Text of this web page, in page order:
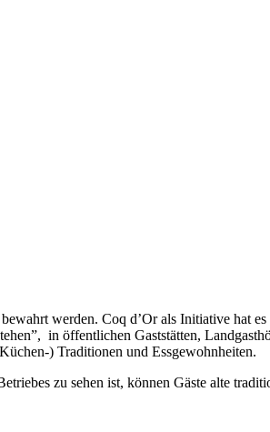
werden. Coq d’Or als Initiative hat
in öffentlichen Gaststätten,
) Traditionen und Essgewohnheiten.
zu sehen ist, können Gäste alte